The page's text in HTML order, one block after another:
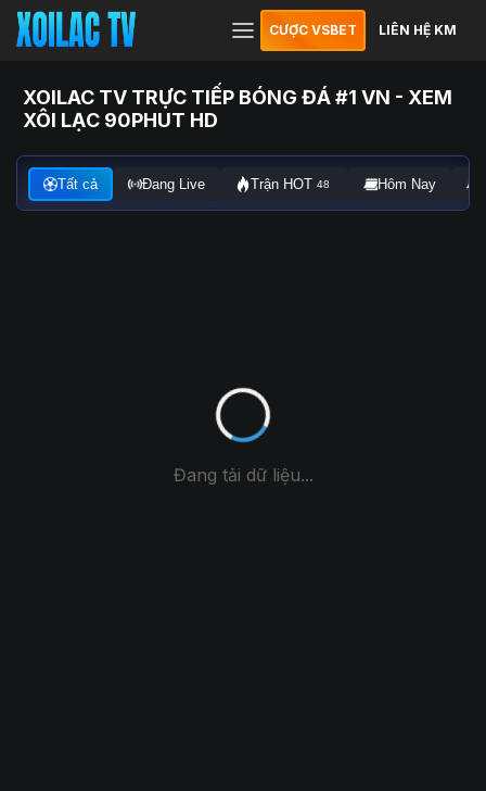
CƯỢC VSBET LIÊN HỆ KM
XOILAC TV TRỰC TIẾP BÓNG ĐÁ #1 VN - XEM
XÔI LẠC 90PHUT HD
Tất cả Đang Live Trận HOT 48 Hôm Nay
Đang tải dữ liệu...